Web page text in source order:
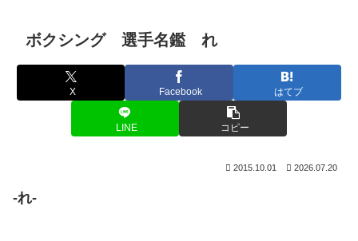
ボクシング 選手名鑑 れ
X Facebook はてブ
LINE コピー
2015.10.01 2026.07.20
-れ-